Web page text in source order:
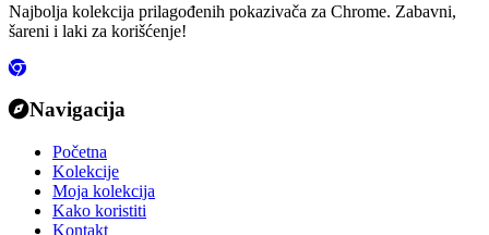
Najbolja kolekcija prilagođenih pokazivača za Chrome. Zabavni,
šareni i laki za korišćenje!
Navigacija
Početna
Kolekcije
Moja kolekcija
Kako koristiti
Kontakt